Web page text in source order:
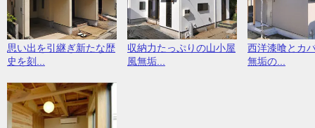
思い出を引継ぎ新たな歴
史を刻...
収納力たっぷりの山小屋
風無垢...
西洋漆喰とカ
無垢の...